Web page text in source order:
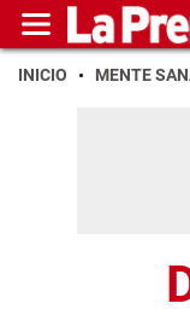
INICIO MENTE